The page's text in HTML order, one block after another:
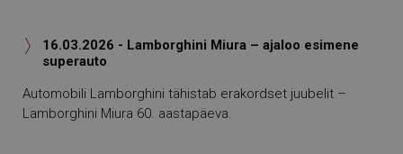

16.03.2026 - Lamborghini Miura – ajaloo esimene
superauto
Automobili Lamborghini tähistab erakordset juubelit –
Lamborghini Miura 60. aastapäeva.